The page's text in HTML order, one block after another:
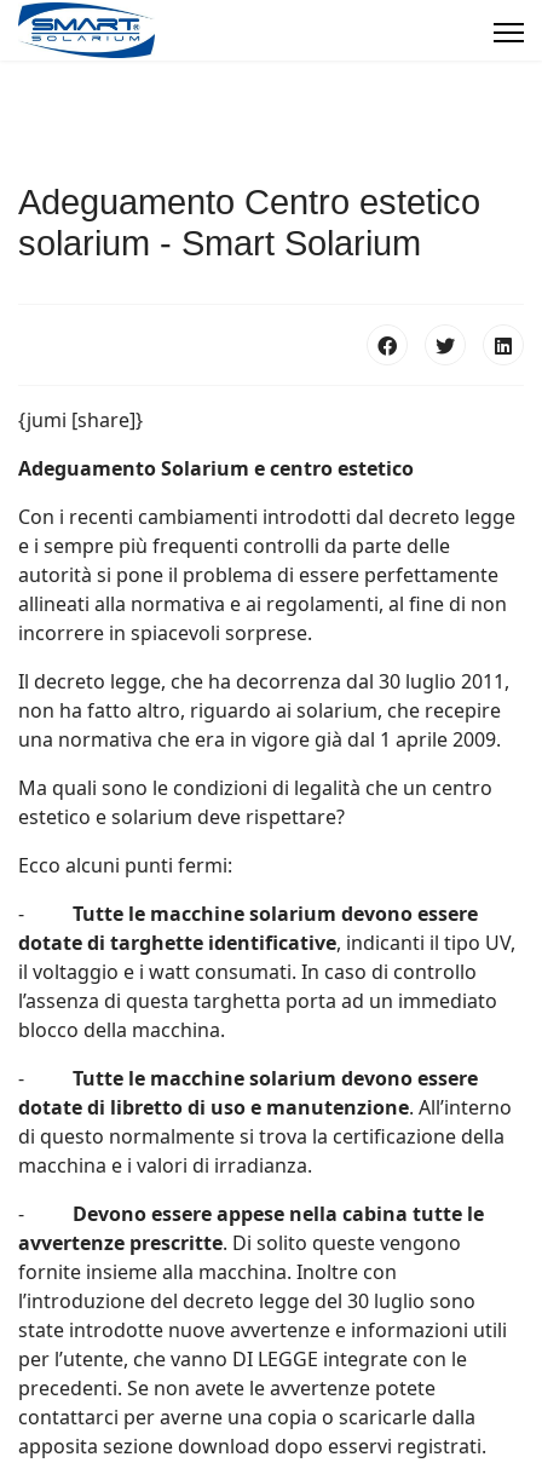
Adeguamento Centro estetico
solarium - Smart Solarium
{jumi [share]}
Adeguamento Solarium e centro estetico
Con i recenti cambiamenti introdotti dal decreto legge
e i sempre più frequenti controlli da parte delle
autorità si pone il problema di essere perfettamente
allineati alla normativa e ai regolamenti, al fine di non
incorrere in spiacevoli sorprese.
Il decreto legge, che ha decorrenza dal 30 luglio 2011,
non ha fatto altro, riguardo ai solarium, che recepire
una normativa che era in vigore già dal 1 aprile 2009.
Ma quali sono le condizioni di legalità che un centro
estetico e solarium deve rispettare?
Ecco alcuni punti fermi:
- Tutte le macchine solarium devono essere
dotate di targhette identificative, indicanti il tipo UV,
il voltaggio e i watt consumati. In caso di controllo
l’assenza di questa targhetta porta ad un immediato
blocco della macchina.
- Tutte le macchine solarium devono essere
dotate di libretto di uso e manutenzione. All’interno
di questo normalmente si trova la certificazione della
macchina e i valori di irradianza.
- Devono essere appese nella cabina tutte le
avvertenze prescritte. Di solito queste vengono
fornite insieme alla macchina. Inoltre con
l’introduzione del decreto legge del 30 luglio sono
state introdotte nuove avvertenze e informazioni utili
per l’utente, che vanno DI LEGGE integrate con le
precedenti. Se non avete le avvertenze potete
contattarci per averne una copia o scaricarle dalla
apposita sezione download dopo esservi registrati.